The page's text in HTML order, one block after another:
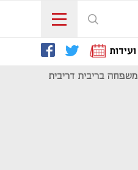
ועידות
משפחה בריבית דריבית